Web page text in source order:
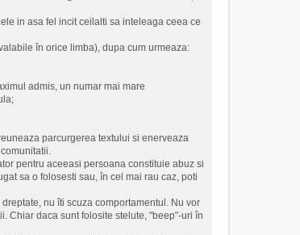
in asa fel incit ceilalti sa inteleaga ceea ce
în orice limba), dupa cum urmeaza:
admis, un numar mai mare
parcurgerea textului si enerveaza
pentru aceeasi persoana constituie abuz si
sa o folosesti sau, în cel mai rau caz, poti
nu îti scuza comportamentul. Nu vor
Chiar daca sunt folosite stelute, "beep"-uri în